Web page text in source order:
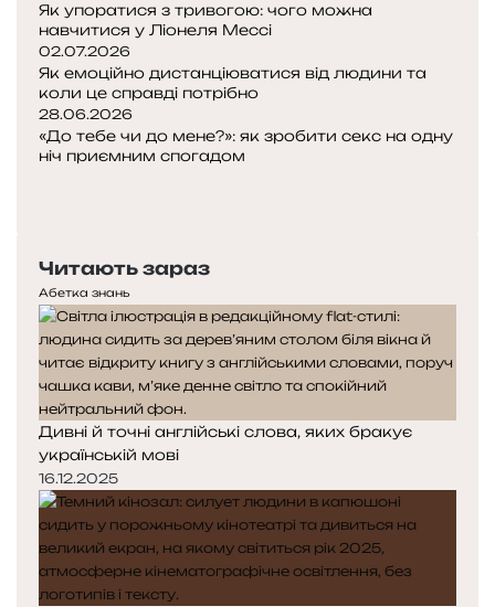
ч
о
м
в
і
н
л
и
с
п
р
а
ц
ь
о
в
у
є
Як упоратися з тривогою: чого можна
навчитися у Ліонеля Мессі
02.07.2026
Як емоційно дистанціюватися від людини та
коли це справді потрібно
28.06.2026
«До тебе чи до мене?»: як зробити секс на одну
ніч приємним спогадом
р
е
д
н
я
с
т
о
р
і
н
к
а
т
у
п
н
а
с
т
о
р
і
н
к
а
Читають зараз
Абетка знань
Дивні й точні англійські слова, яких бракує
українській мові
16.12.2025